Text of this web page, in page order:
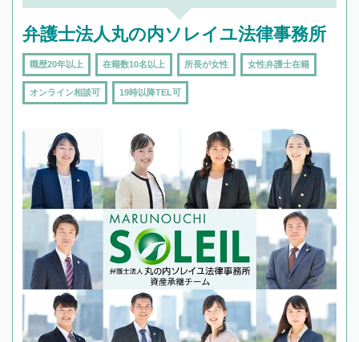
弁護士法人丸の内ソレイユ法律事務所
職歴20年以上 在籍数10名以上 所長が女性 女性弁護士在籍
オンライン相談可 19時以降TEL可